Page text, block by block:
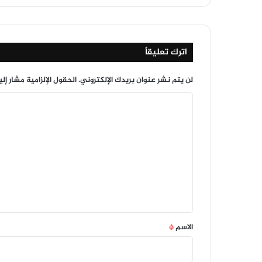
اترك تعليقاً
لن يتم نشر عنوان بريدك الإلكتروني.الحقول الإلزامية مشار
*
الاسم*